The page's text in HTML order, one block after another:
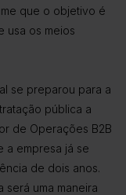
que o objetivo é
usa os meios
se preparou para a
pública a
de Operações B2B
a empresa já se
de dois anos.
uma maneira